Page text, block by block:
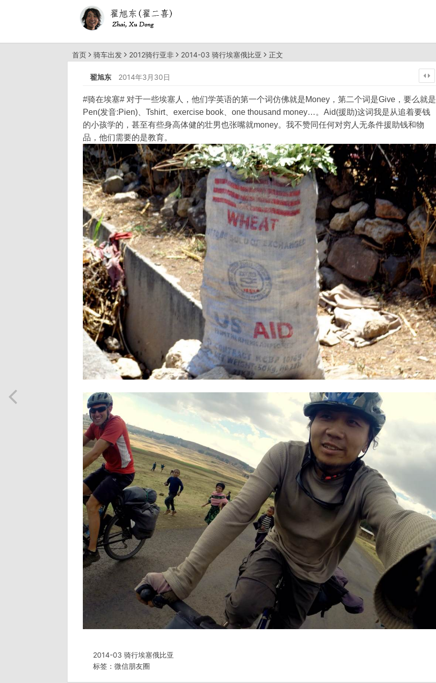
首页 骑车出发 2012骑行亚非 2014-03 骑行埃塞俄比亚 正文
翟旭东 2014年3月30日
#骑在埃塞# 对于一些埃塞人，他们学英语的第一个词仿佛就是Money，第二个词是Give，要么就是
Pen(发音:Pien)、Tshirt、exercise book、one thousand money…。Aid(援助)这词我是从追着要钱
的小孩学的，甚至有些身高体健的壮男也张嘴就money。我不赞同任何对穷人无条件援助钱和物
品，他们需要的是教育。
2014-03 骑行埃塞俄比亚
标签： 微信朋友圈